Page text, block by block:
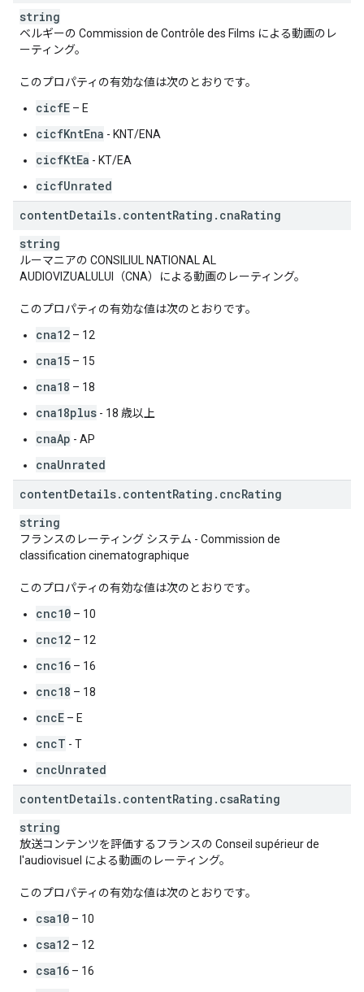
string
ベルギーの Commission de Contrôle des Films による動画のレ
ーティング。
このプロパティの有効な値は次のとおりです。
cicfE – E
cicfKntEna - KNT/ENA
cicfKtEa - KT/EA
cicfUnrated
contentDetails. contentRating . cnaRating
string
ルーマニアの CONSILIUL NATIONAL AL
AUDIOVIZUALULUI（CNA）による動画のレーティング。
このプロパティの有効な値は次のとおりです。
cna12 – 12
cna15 – 15
cna18 – 18
cna18plus - 18 歳以上
cnaAp - AP
cnaUnrated
contentDetails. contentRating . cncRating
string
フランスのレーティング システム - Commission de
classification cinematographique
このプロパティの有効な値は次のとおりです。
cnc10 – 10
cnc12 – 12
cnc16 – 16
cnc18 – 18
cncE – E
cncT - T
cncUnrated
contentDetails. contentRating . csaRating
string
放送コンテンツを評価するフランスの Conseil supérieur de
l'audiovisuel による動画のレーティング。
このプロパティの有効な値は次のとおりです。
csa10 – 10
csa12 – 12
csa16 – 16